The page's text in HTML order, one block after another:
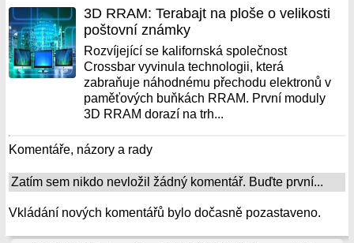
3D RRAM: Terabajt na ploše o velikosti
poštovní známky
Rozvíjející se kalifornská společnost
Crossbar vyvinula technologii, která
zabraňuje náhodnému přechodu elektronů v
paměťových buňkách RRAM. První moduly
3D RRAM dorazí na trh...
Komentáře, názory a rady
Zatím sem nikdo nevložil žádný komentář. Buďte první...
Vkládání nových komentářů bylo dočasně pozastaveno.